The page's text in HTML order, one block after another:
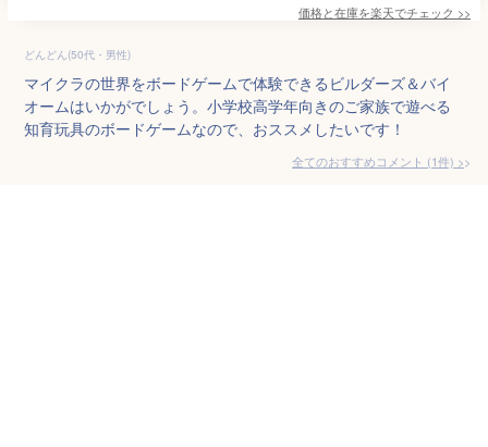
価格と在庫を楽天でチェック >>
どんどん(50代・男性)
マイクラの世界をボードゲームで体験できるビルダーズ＆バイ
オームはいかがでしょう。小学校高学年向きのご家族で遊べる
知育玩具のボードゲームなので、おススメしたいです！
全てのおすすめコメント (1件) >